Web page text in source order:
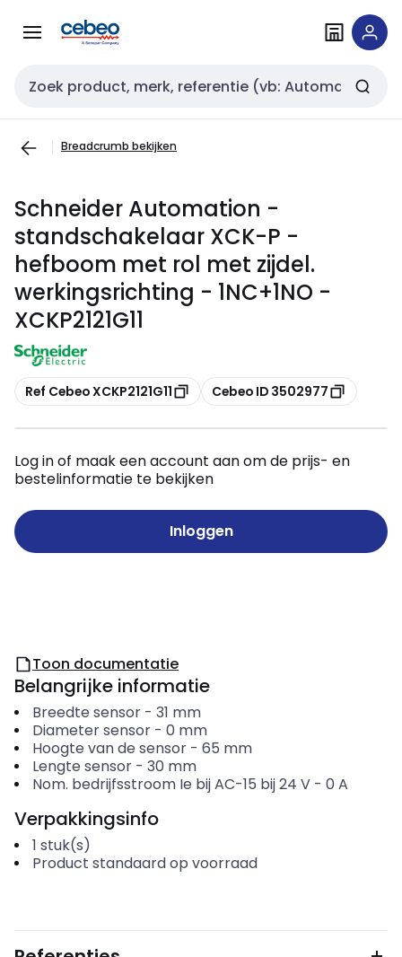
naar
naar
Zoekveld invoer
Breadcrumb bekijken
Schneider Automation -
standschakelaar XCK-P -
hefboom met rol met zijdel.
werkingsrichting - 1NC+1NO -
XCKP2121G11
Kopiëren
Ref Cebeo XCKP2121G11 Kopiëren
Cebeo ID 3502977
Log in of maak een account aan om de prijs- en
bestelinformatie te bekijken
Inloggen
Toon documentatie
Belangrijke informatie
Breedte sensor- 31 mm
Diameter sensor- 0 mm
Hoogte van de sensor- 65 mm
Lengte sensor- 30 mm
Nom. bedrijfsstroom Ie bij AC-15 bij 24 V- 0 A
Verpakkingsinfo
1 stuk(s)
Product standaard op voorraad